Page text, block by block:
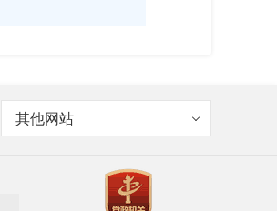
其他网站